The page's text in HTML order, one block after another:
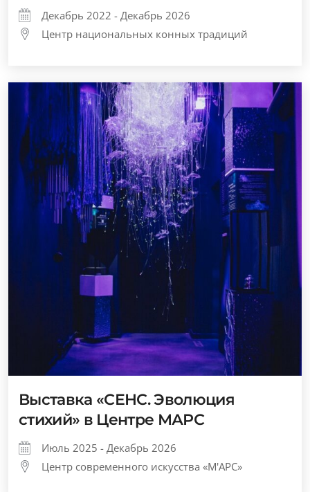
Декабрь 2022 - Декабрь 2026
Центр национальных конных традиций
Выставка «СЕНС. Эволюция
стихий» в Центре МАРС
Июль 2025 - Декабрь 2026
Центр современного искусства «М'АРС»